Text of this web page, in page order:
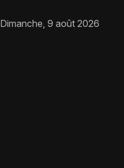
Dimanche, 9 août 2026